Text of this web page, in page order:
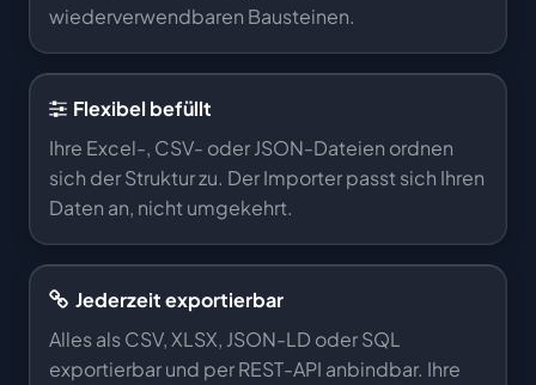
wiederverwendbaren Bausteinen.
Flexibel befüllt
Ihre Excel-, CSV- oder JSON-Dateien ordnen
sich der Struktur zu. Der Importer passt sich Ihren
Daten an, nicht umgekehrt.
Jederzeit exportierbar
Alles als CSV, XLSX, JSON-LD oder SQL
exportierbar und per REST-API anbindbar. Ihre